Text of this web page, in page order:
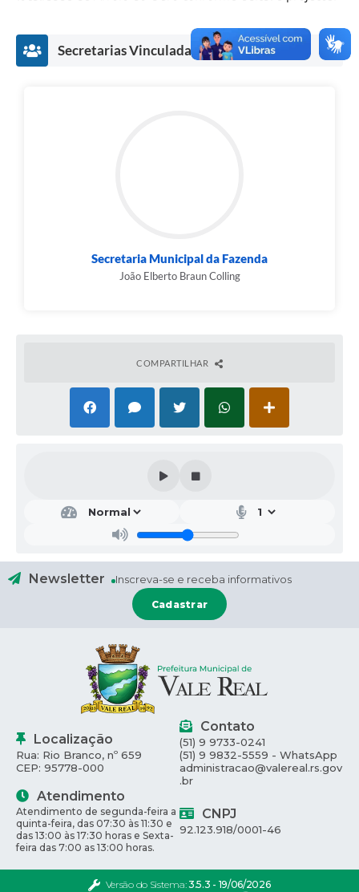
Secretarias Vinculadas
Secretaria Municipal da Fazenda
João Elberto Braun Colling
COMPARTILHAR
Newsletter Inscreva-se e receba informativos
Cadastrar
Localização
Rua: Rio Branco, nº 659
CEP: 95778-000
Contato
(51) 9 9733-0241
(51) 9 9832-5559 - WhatsApp
administracao@valereal.rs.gov
.br
Atendimento
Atendimento de segunda-feira a
quinta-feira, das 07:30 às 11:30 e
das 13:00 às 17:30 horas e Sexta-
feira das 7:00 as 13:00 horas.
CNPJ
92.123.918/0001-46
Versão do Sistema:3.5.3 - 19/06/2026